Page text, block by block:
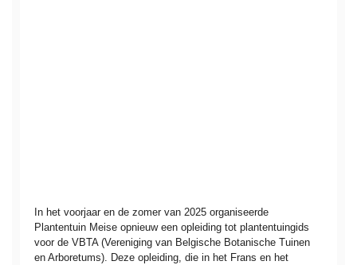
In het voorjaar en de zomer van 2025 organiseerde
Plantentuin Meise opnieuw een opleiding tot plantentuingids
voor de VBTA (Vereniging van Belgische Botanische Tuinen
en Arboretums). Deze opleiding, die in het Frans en het